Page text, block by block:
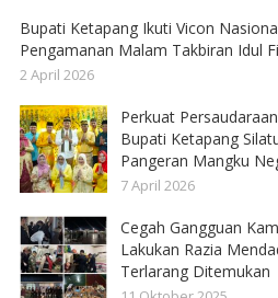
Bupati Ketapang Ikuti Vicon
Pengamanan Malam Takbiran Idul
2 April 2026
Perkuat
Bupati Ketapang
Pangeran Mangku
7 April 2026
Cegah Gangguan
Lakukan Razia
Terlarang Ditemukan